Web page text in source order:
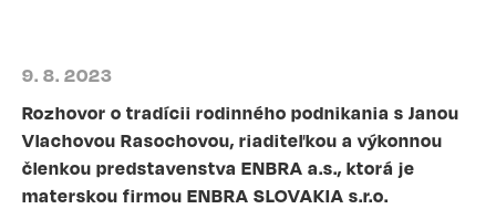
9. 8. 2023
Rozhovor o tradícii rodinného podnikania s Janou
Vlachovou Rasochovou, riaditeľkou a výkonnou
členkou predstavenstva ENBRA a.s., ktorá je
materskou firmou ENBRA SLOVAKIA s.r.o.